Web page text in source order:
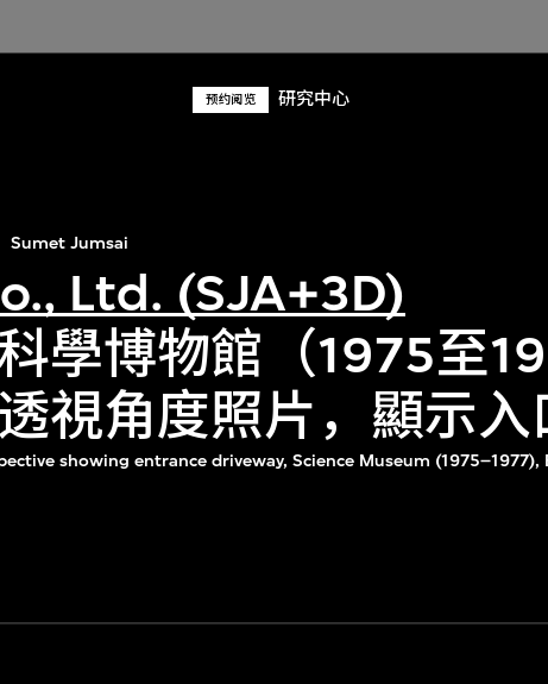
预约阅览 研究中心
Sumet Jumsai
Ltd. (SJA+3D)
學博物館（1975至
視角度照片，顯示入
showing entrance driveway, Science Museum (1975–1977),